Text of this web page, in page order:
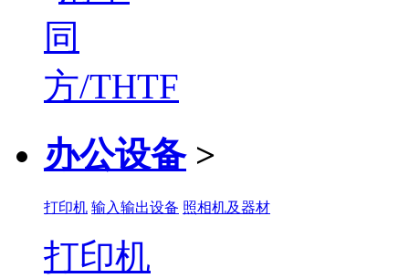
办公设备 >
打印机 输入输出设备 照相机及器材
打印机